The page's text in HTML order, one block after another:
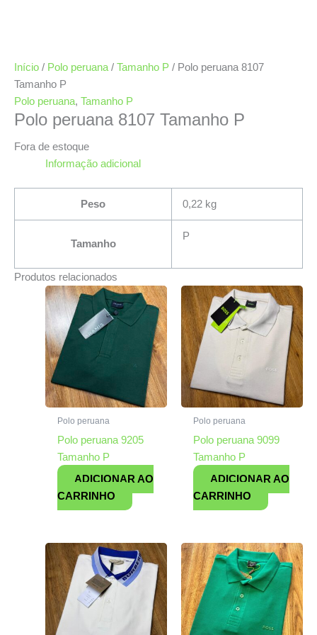
Início / Polo peruana / Tamanho P / Polo peruana 8107
Tamanho P
Polo peruana, Tamanho P
Polo peruana 8107 Tamanho P
Fora de estoque
Informação adicional
Peso 0,22 kg
Tamanho
P
Produtos relacionados
Polo peruana
Polo peruana 9205
Tamanho P
ADICIONAR AO
CARRINHO
Polo peruana
Polo peruana 9099
Tamanho P
ADICIONAR AO
CARRINHO